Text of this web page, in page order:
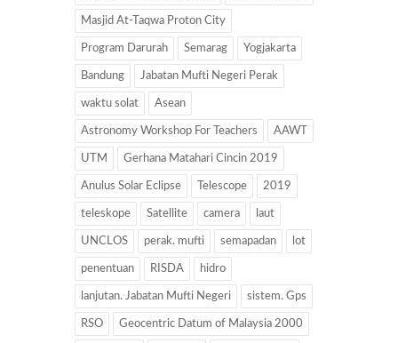
Masjid At-Taqwa Proton City
Program Darurah Semarag Yogjakarta
Bandung Jabatan Mufti Negeri Perak
waktu solat Asean
Astronomy Workshop For Teachers AAWT
UTM Gerhana Matahari Cincin 2019
Anulus Solar Eclipse Telescope 2019
teleskope Satellite camera laut
UNCLOS perak. mufti semapadan lot
penentuan RISDA hidro
lanjutan. Jabatan Mufti Negeri sistem. Gps
RSO Geocentric Datum of Malaysia 2000